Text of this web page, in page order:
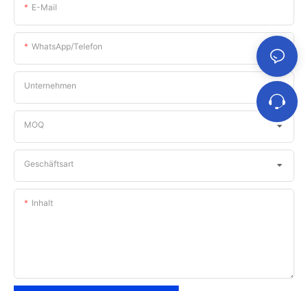
E-Mail
WhatsApp/Telefon
Unternehmen
MOQ
Geschäftsart
Inhalt